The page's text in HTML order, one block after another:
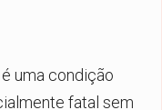
uma condição
fatal sem